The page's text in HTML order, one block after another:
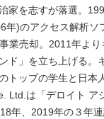
家を志すが落選。
年)のアクセス解析
業売却。2011年よ
ド」を立ち上げる
トップの学生と日本
Ltd.は「デロイト ア
年、2019年の３年連